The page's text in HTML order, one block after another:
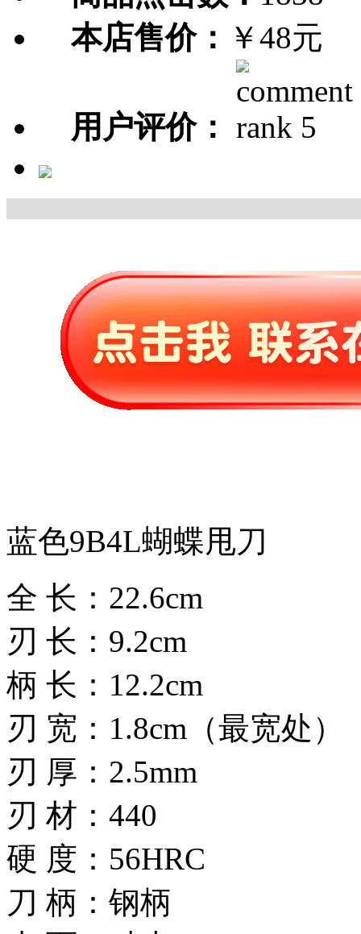
本店售价： ￥48元
用户评价：
蓝色9B4L蝴蝶甩刀
全 长：22.6cm
刃 长：9.2cm
柄 长：12.2cm
刃 宽：1.8cm（最宽处）
刃 厚：2.5mm
刃 材：440
硬 度：56HRC
刀 柄：钢柄